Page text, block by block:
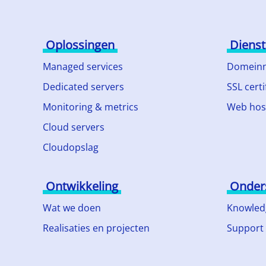
Oplossingen
Managed services
Dedicated servers
Monitoring & metrics
Cloud servers
Cloudopslag
SSL
Web
Ontwikkeling
Wat we doen
Realisaties en projecten
Support